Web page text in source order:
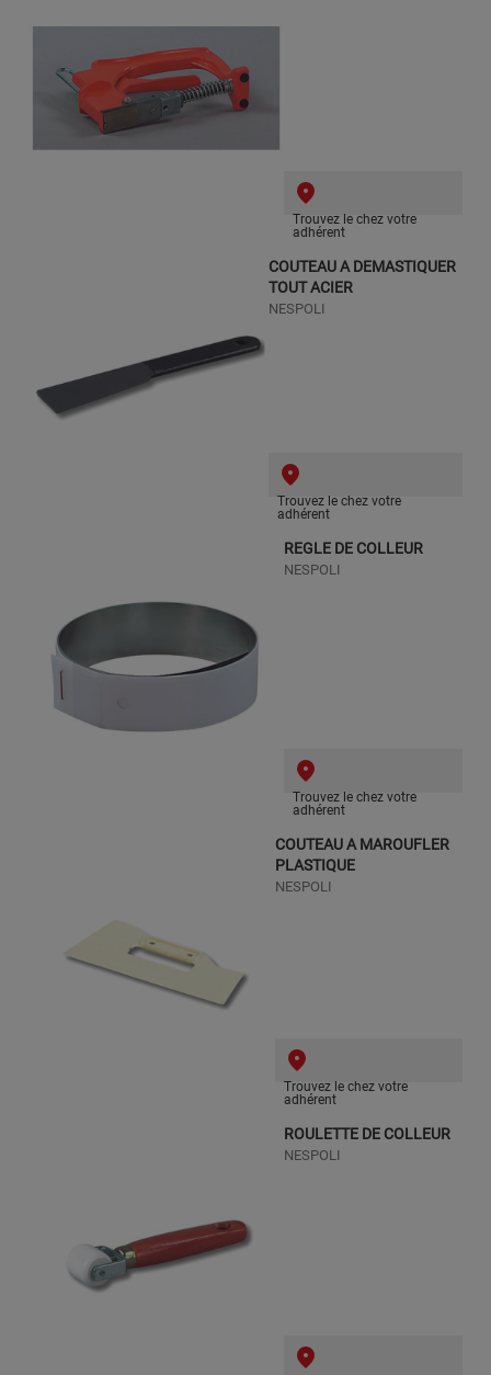
Trouvez le chez votre
adhérent
COUTEAU A DEMASTIQUER
TOUT ACIER
NESPOLI
Trouvez le chez votre
adhérent
REGLE DE COLLEUR
NESPOLI
Trouvez le chez votre
adhérent
COUTEAU A MAROUFLER
PLASTIQUE
NESPOLI
Trouvez le chez votre
adhérent
ROULETTE DE COLLEUR
NESPOLI